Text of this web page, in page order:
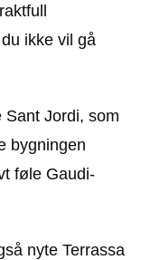
ikke vil gå
Sant Jordi, som
bygningen
føle Gaudi-
nyte Terrassa